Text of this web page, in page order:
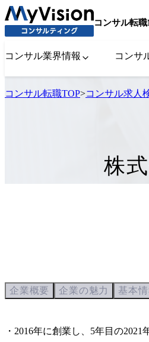
コンサル転
コンサル業界情報 コンサ
コンサル転職TOP>コンサル求人
株
企業概要 企業の魅力 基本情
・2016年に創業し、5年目の